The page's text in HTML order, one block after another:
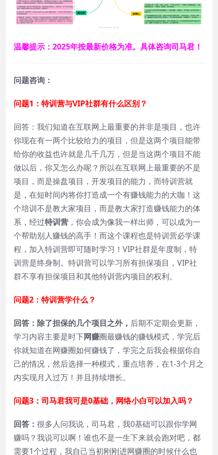
温馨提示：2025年按最新价格为准。具体咨询司马君！
问题咨询：
问题1：特训营与VIP社群有什么区别？
回答：我们知道在互联网上最重要的并非是项目，也许
你现在有一两个比较给力的项目，但是这两个项目能带
给你的收益也许就是几千几万，但是当这两个项目不能
做以后，你又怎么办呢？所以在互联网上最重要的不是
项目，而是操盘项目，开发项目的能力，而特训营就
是，在短时间内将你打造成一个有赚钱能力的大咖！这
个培训不是教大家项目，而是教大家打造赚钱能力的体
系，经过特训营 ，你会成为像我一样出师，可以成为一
个帮助别人赚钱的高手！而这个课程也是特训营必学课
程，加入特训营即可随时学习！VIP社群是年度制，特
训营是终身制。特训营可以学习所有担保项目，VIP社
群不享有担保项目和其他特训营内项目的权利。
问题2：特训营学什么？
回答：除了担保的几个项目之外， 后期不定期会更新，
学习内容主要是时下网赚圈最赚钱的赚钱模式，学完后
你就知道在网赚圈如何赚钱了，学完之后我会根据你自
己的情况，然后选择一种模式，重点培养，在1-3个月之
内实现月入过万！并且持续增长。
问题3：司马君我可是0基础，网络小白可以加入吗？
回答： 很多人问我说，司马君，我0基础可以跟你学网
赚吗？我说可以啊！谁也不是一生下来就会跑对吧，都
需要1个过程，我自己当初刚刚进网赚圈的时候什么也